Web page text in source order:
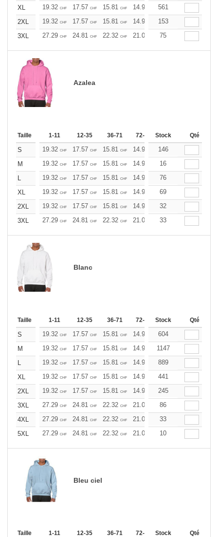
XL
19.32 CHF 17.57 CHF 15.81 CHF 14.93 14.06
561
2XL
19.32 CHF 17.57 CHF 15.81 CHF 14.93 14.06
153
3XL
27.29 CHF 24.81 CHF 22.32 CHF 21.09 19.85
75
Azalea
Taille 1-11 12-35 36-71 72-143 144-287 288 +
Stock Qté
S 19.32 CHF 17.57 CHF 15.81 CHF 14.93 14.06
146
M
19.32 CHF 17.57 CHF 15.81 CHF 14.93 14.06
16
L
19.32 CHF 17.57 CHF 15.81 CHF 14.93 14.06
76
XL
19.32 CHF 17.57 CHF 15.81 CHF 14.93 14.06
69
2XL
19.32 CHF 17.57 CHF 15.81 CHF 14.93 14.06
32
3XL
27.29 CHF 24.81 CHF 22.32 CHF 21.09 19.85
33
Blanc
Taille 1-11 12-35 36-71 72-143 144-287 288 +
Stock Qté
S 19.32 CHF 17.57 CHF 15.81 CHF 14.93 14.06
604
M
19.32 CHF 17.57 CHF 15.81 CHF 14.93 14.06
1147
L
19.32 CHF 17.57 CHF 15.81 CHF 14.93 14.06
889
XL
19.32 CHF 17.57 CHF 15.81 CHF 14.93 14.06
441
2XL
19.32 CHF 17.57 CHF 15.81 CHF 14.93 14.06
245
3XL
27.29 CHF 24.81 CHF 22.32 CHF 21.09 19.85
86
4XL
27.29 CHF 24.81 CHF 22.32 CHF 21.09 19.85
33
5XL
27.29 CHF 24.81 CHF 22.32 CHF 21.09 19.85
10
Bleu ciel
Taille 1-11 12-35 36-71 72-143 144-287 288 +
Stock Qté